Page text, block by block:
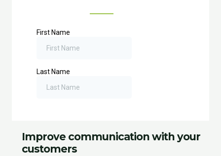
Improve communication with your
customers